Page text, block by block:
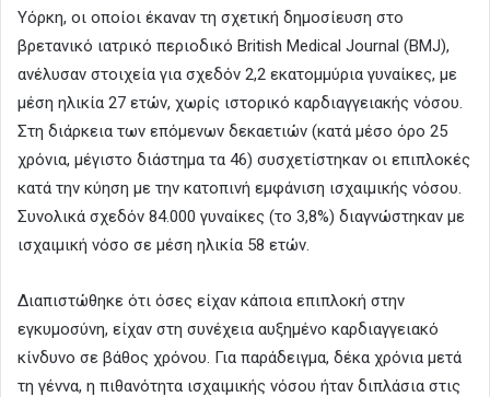
Υόρκη, οι οποίοι έκαναν τη σχετική δημοσίευση στο
βρετανικό ιατρικό περιοδικό British Medical Journal (BMJ),
ανέλυσαν στοιχεία για σχεδόν 2,2 εκατομμύρια γυναίκες, με
μέση ηλικία 27 ετών, χωρίς ιστορικό καρδιαγγειακής νόσου.
Στη διάρκεια των επόμενων δεκαετιών (κατά μέσο όρο 25
χρόνια, μέγιστο διάστημα τα 46) συσχετίστηκαν οι επιπλοκές
κατά την κύηση με την κατοπινή εμφάνιση ισχαιμικής νόσου.
Συνολικά σχεδόν 84.000 γυναίκες (το 3,8%) διαγνώστηκαν με
ισχαιμική νόσο σε μέση ηλικία 58 ετών.
Διαπιστώθηκε ότι όσες είχαν κάποια επιπλοκή στην
εγκυμοσύνη, είχαν στη συνέχεια αυξημένο καρδιαγγειακό
κίνδυνο σε βάθος χρόνου. Για παράδειγμα, δέκα χρόνια μετά
τη γέννα, η πιθανότητα ισχαιμικής νόσου ήταν διπλάσια στις